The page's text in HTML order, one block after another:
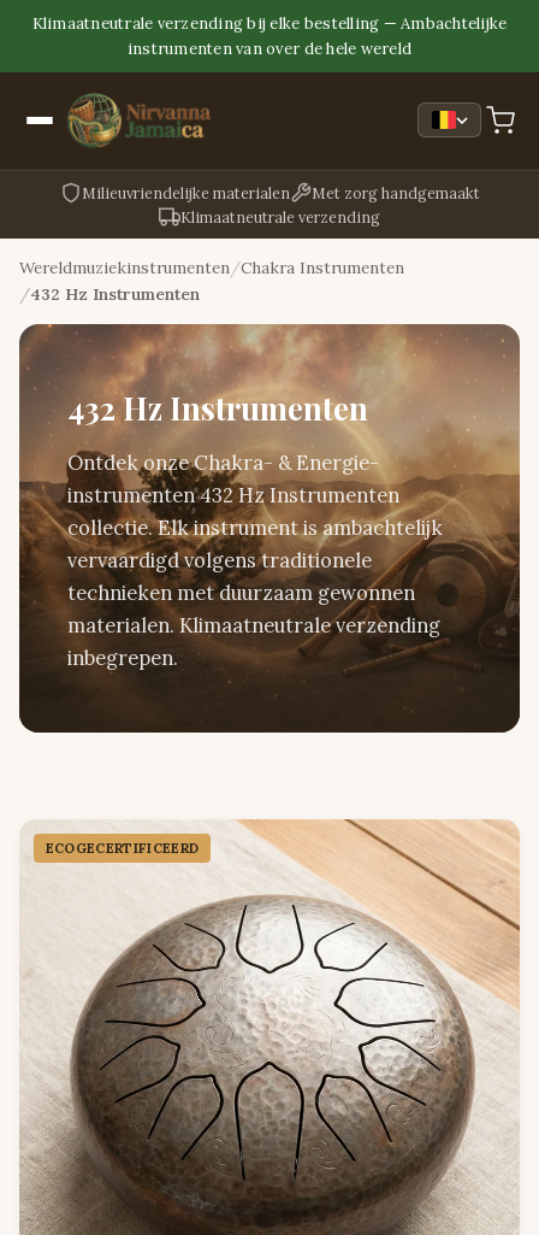
Klimaatneutrale verzending bij elke bestelling — Ambachtelijke
instrumenten van over de hele wereld
Milieuvriendelijke materialen
Met zorg handgemaakt
Klimaatneutrale verzending
Wereldmuziekinstrumenten Chakra Instrumenten
432 Hz Instrumenten
432 Hz Instrumenten
Ontdek onze Chakra- & Energie-
instrumenten 432 Hz Instrumenten
collectie. Elk instrument is ambachtelijk
vervaardigd volgens traditionele
technieken met duurzaam gewonnen
materialen. Klimaatneutrale verzending
inbegrepen.
ECOGECER­TIFICEERD